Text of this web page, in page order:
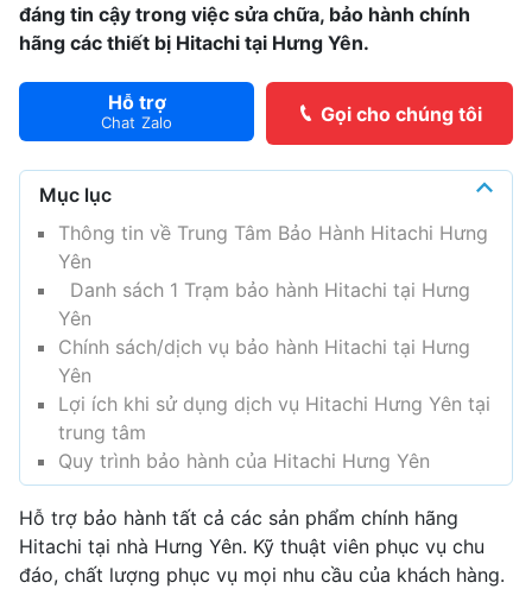
đáng tin cậy trong việc sửa chữa, bảo hành chính
hãng các thiết bị Hitachi tại Hưng Yên.
Gọi cho chúng tôi
Hỗ trợ
Chat Zalo
Mục lục
Thông tin về Trung Tâm Bảo Hành Hitachi Hưng
Yên
Danh sách 1 Trạm bảo hành Hitachi tại Hưng
Yên
Chính sách/dịch vụ bảo hành Hitachi tại Hưng
Yên
Lợi ích khi sử dụng dịch vụ Hitachi Hưng Yên tại
trung tâm
Quy trình bảo hành của Hitachi Hưng Yên
Hỗ trợ bảo hành tất cả các sản phẩm chính hãng
Hitachi tại nhà Hưng Yên. Kỹ thuật viên phục vụ chu
đáo, chất lượng phục vụ mọi nhu cầu của khách hàng.